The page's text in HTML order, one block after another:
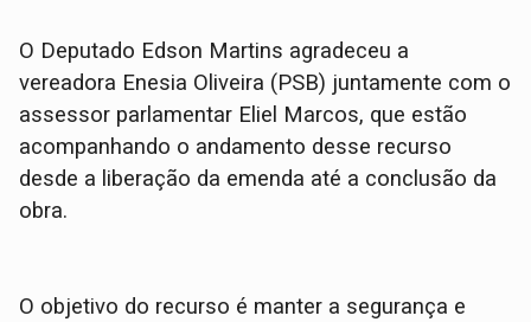
O Deputado Edson Martins agradeceu a
vereadora Enesia Oliveira (PSB) juntamente com o
assessor parlamentar Eliel Marcos, que estão
acompanhando o andamento desse recurso
desde a liberação da emenda até a conclusão da
obra.
O objetivo do recurso é manter a segurança e